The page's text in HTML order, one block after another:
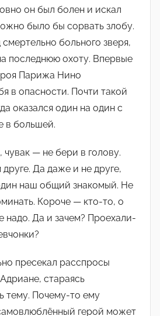
он был болен и искал
было бы сорвать злобу.
смертельно больного зверя,
последнюю охоту. Впервые
Парижа Нино
в опасности. Почти такой
оказался один на один с
в большей.
— не бери в голову.
Да даже и не друге,
наш общий знакомый. Не
Короче — кто-то, о
надо. Да и зачем? Проехали-
пресекал расспросы
стараясь
тему. Почему-то ему
герой может